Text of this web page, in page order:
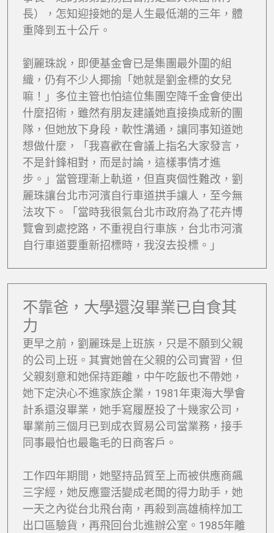
長），怎知迎接她的是人生最低潮的三年，體
重降到五十公斤。
劉麗珠說，即便基金會已是集團最外圍的組
織，仍有不少人揶揄「她就是劉金標的女兒
嘛！」多位主管也怕這位集團空降千金會使出
什麼招術，雖然有朋友建議她直接換成新的團
隊，但她放下身段，軟性溝通，讓同事知道她
想做什麼，「我喜歡在會議上指名大家發言，
不是針鋒相對，而是討論，這樣事情才進
步。」當管理漸上軌道，但直爽個性難改，劉
麗珠讓台北市河濱自行車道拱手讓人，至今無
法攻下。「當時我很氣台北市政府為了花卉博
覽會到處挖路，不重視自行車族，台北市河濱
自行車道要重新招標時，我沒去投標。」
不靠爸，大學還沒畢業已自食其
力
更早之前，劉麗珠是上班族，只是不願到父親
的公司上班。其實她曾在父親的公司實習，但
父親刻意和她保持距離，中午吃飯也不帶她，
她下定決心不進家族企業，1981年東海大學會
計系還沒畢業，她手寫履歷投了十幾家公司，
畢業前三個月已到成衣貿易公司當業務，接手
同事最怕也最龜毛的日商客戶。
工作四年期間，她堅持品質至上而被供應商飆
三字經，她反應靈活變成老闆的得力助手，她
一天之內從台北飛台南，再殺到高雄楠梓加工
出口區驗貨，再飛回台北進辦公室。1985年離